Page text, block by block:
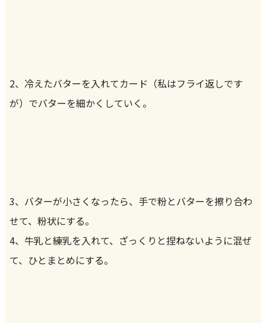
2、冷えたバターを入れてカード（私はフライ返しです
が）でバターを細かくしていく。
3、バターが小さくなったら、手で粉とバターを擦り合わ
せて、粉状にする。
4、牛乳と練乳を入れて、ざっくりと捏ねないように混ぜ
て、ひとまとめにする。